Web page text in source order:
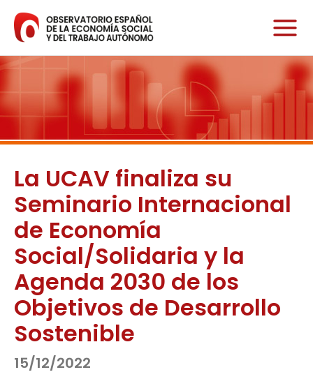
contenido
La UCAV finaliza su
Seminario Internacional
de Economía
Social/Solidaria y la
Agenda 2030 de los
Objetivos de Desarrollo
Sostenible
15/12/2022